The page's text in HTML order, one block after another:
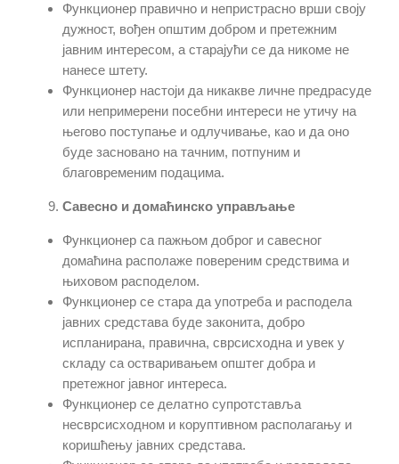
Функционер правично и непристрасно врши своју
дужност, вођен општим добром и претежним
јавним интересом, а старајући се да никоме не
нанесе штету.
Функционер настоји да никакве личне предрасуде
или непримерени посебни интереси не утичу на
његово поступање и одлучивање, као и да оно
буде засновано на тачним, потпуним и
благовременим подацима.
Савесно и домаћинско управљање
Функционер са пажњом доброг и савесног
домаћина располаже повереним средствима и
њиховом расподелом.
Функционер се стара да употреба и расподела
јавних средстава буде законита, добро
испланирана, правична, сврсисходна и увек у
складу са остваривањем општег добра и
претежног јавног интереса.
Функционер се делатно супротставља
несврсисходном и коруптивном располагању и
коришћењу јавних средстава.